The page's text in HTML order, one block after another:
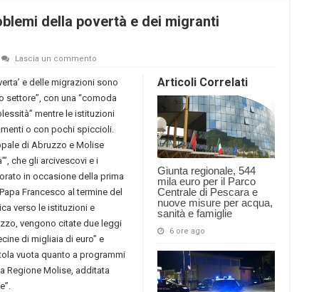
della povertà e dei migranti
Lascia un commento
Articoli Correlati
Giunta regionale, 544
mila euro per il Parco
Centrale di Pescara e
nuove misure per acqua,
sanità e famiglie
6 ore ago
e delle migrazioni sono
settore”, con una “comoda
mentre le istituzioni
o con pochi spiccioli.
di Abruzzo e Molise
che gli arcivescovi e i
in occasione della prima
Francesco al termine del
verso le istituzioni e
vengono citate due leggi
di migliaia di euro” e
vuota quanto a programmi
Regione Molise, additata